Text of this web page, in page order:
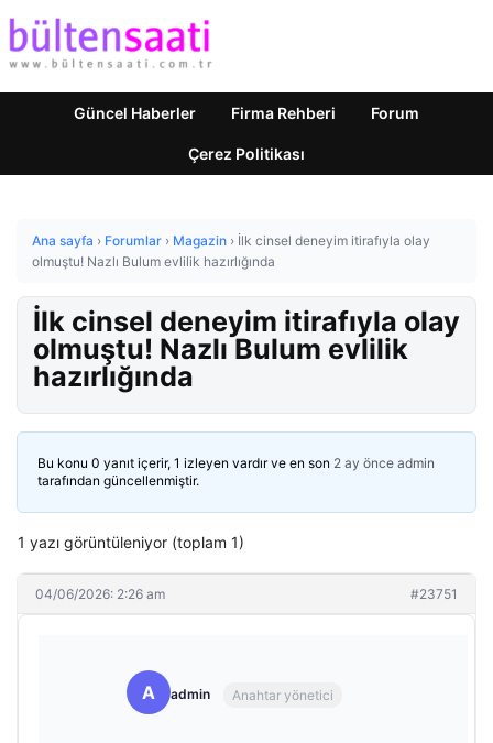
Güncel Haberler Firma Rehberi Forum
Çerez Politikası
Ana sayfa › Forumlar › Magazin › İlk cinsel deneyim itirafıyla olay
olmuştu! Nazlı Bulum evlilik hazırlığında
İlk cinsel deneyim itirafıyla olay
olmuştu! Nazlı Bulum evlilik
hazırlığında
Bu konu 0 yanıt içerir, 1 izleyen vardır ve en son 2 ay önce admin
tarafından güncellenmiştir.
1 yazı görüntüleniyor (toplam 1)
04/06/2026: 2:26 am #23751
A admin Anahtar yönetici